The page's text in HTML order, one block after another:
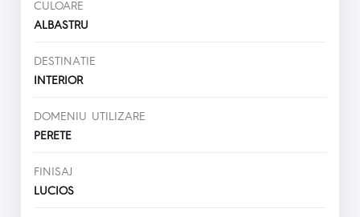
CULOARE
ALBASTRU
DESTINATIE
INTERIOR
DOMENIU UTILIZARE
PERETE
FINISAJ
LUCIOS